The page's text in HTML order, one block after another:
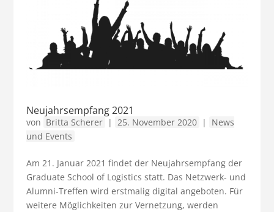
Neujahrsempfang 2021
von Britta Scherer | 25. November 2020 |
News
und Events
Am 21. Januar 2021 findet der Neujahrsempfang der
Graduate School of Logistics statt. Das Netzwerk- und
Alumni-Treffen wird erstmalig digital angeboten. Für
weitere Möglichkeiten zur Vernetzung, werden